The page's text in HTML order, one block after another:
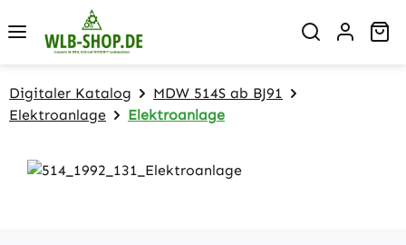
Zum Hauptinhalt springen
Digitaler Katalog
MDW 514S ab BJ91
Elektroanlage
Elektroanlage